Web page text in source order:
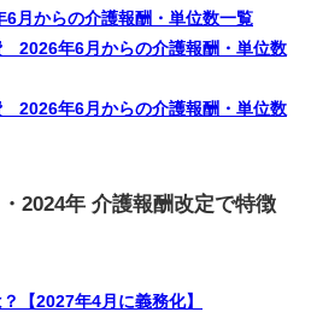
月からの介護報酬・単位数一覧
2026年6月からの介護報酬・単位数
2026年6月からの介護報酬・単位数
2024年 介護報酬改定で特徴
【2027年4月に義務化】